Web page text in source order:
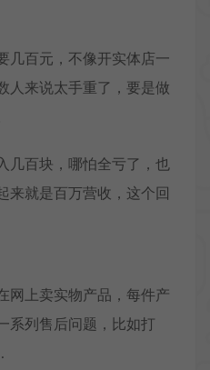
几百元，不像开实体店一
人来说太手重了，要是做
几百块，哪怕全亏了，也
来就是百万营收，这个回
网上卖实物产品，每件产
系列售后问题，比如打